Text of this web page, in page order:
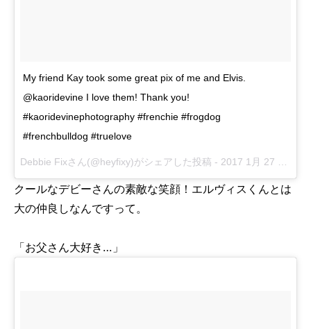
My friend Kay took some great pix of me and Elvis.
@kaoridevine I love them! Thank you!
#kaoridevinephotography #frenchie #frogdog
#frenchbulldog #truelove
Debbie Fixさん(@heyfixy)がシェアした投稿 - 2017 1月 27 7:03午後 PST
クールなデビーさんの素敵な笑顔！エルヴィスくんとは
大の仲良しなんですって。
「お父さん大好き…」